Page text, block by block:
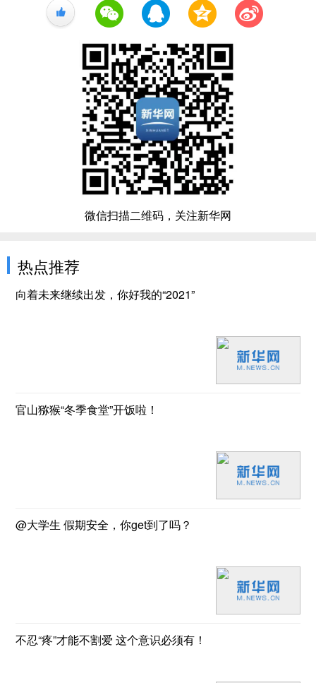
+1
微信扫描二维码，关注新华网
热点推荐
向着未来继续出发，你好我的“2021”
官山猕猴“冬季食堂”开饭啦！
@大学生 假期安全，你get到了吗？
不忍“疼”才能不割爱 这个意识必须有！